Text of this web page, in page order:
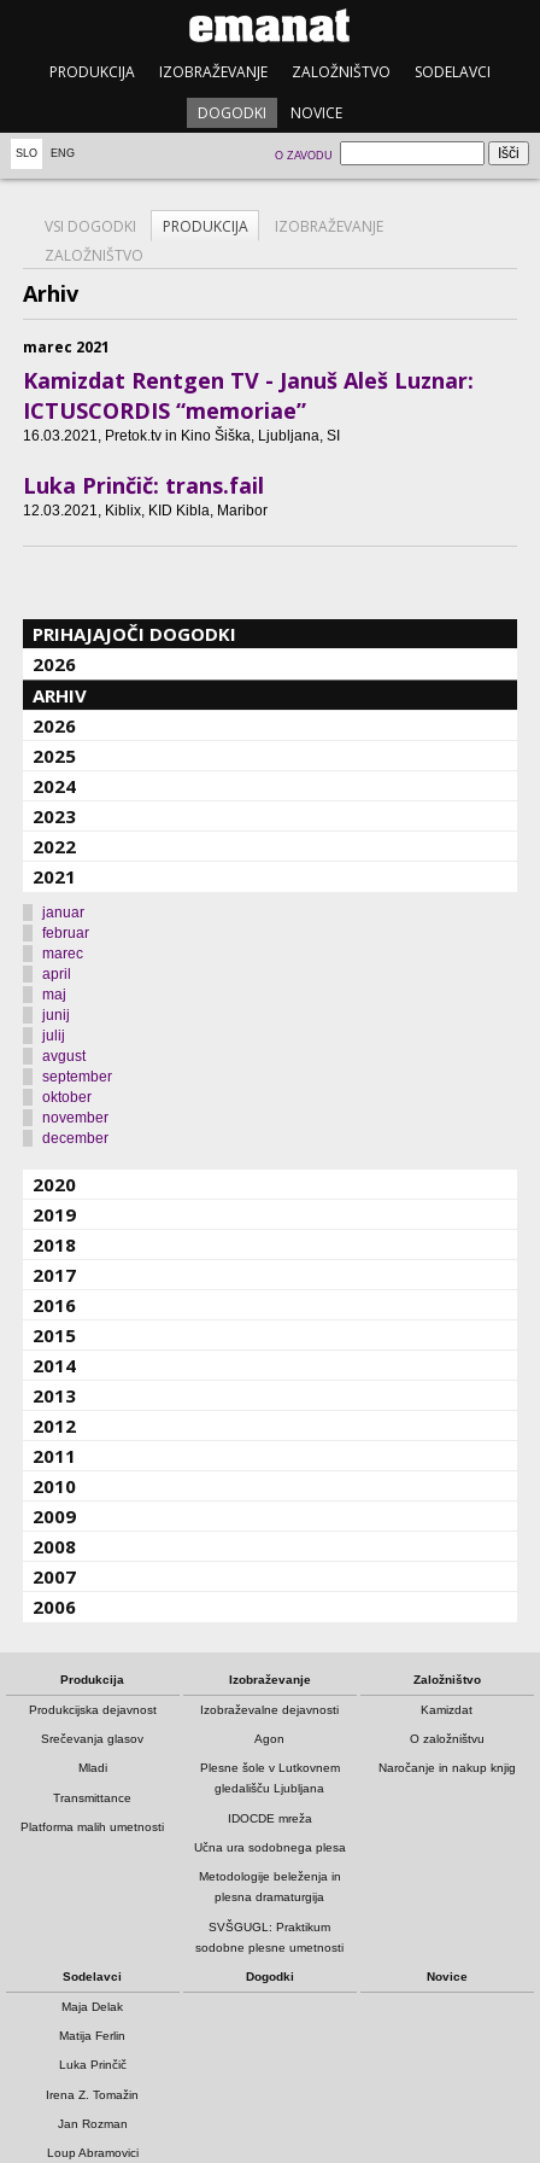
PRODUKCIJA IZOBRAŽEVANJE ZALOŽNIŠTVO SODELAVCI
DOGODKI NOVICE
SLO ENG O ZAVODU
VSI DOGODKI PRODUKCIJA
IZOBRAŽEVANJE
ZALOŽNIŠTVO
Arhiv
marec 2021
Kamizdat Rentgen TV - Januš Aleš Luznar:
ICTUSCORDIS “memoriae”
16.03.2021 , Pretok.tv in Kino Šiška, Ljubljana, SI
Luka Prinčič: trans.fail
12.03.2021, Kiblix, KID Kibla, Maribor
PRIHAJAJOČI DOGODKI
2026
ARHIV
2026
2025
2024
2023
2022
2021
januar
februar
marec
april
maj
junij
julij
avgust
september
oktober
november
december
2020
2019
2018
2017
2016
2015
2014
2013
2012
2011
2010
2009
2008
2007
2006
Produkcija
Produkcijska dejavnost
Srečevanja glasov
Mladi
Transmittance
Platforma malih umetnosti
Izobraževanje
Izobraževalne dejavnosti
Agon
Plesne šole v Lutkovnem
gledališču Ljubljana
IDOCDE mreža
Učna ura sodobnega plesa
Metodologije beleženja in
plesna dramaturgija
SVŠGUGL: Praktikum
sodobne plesne umetnosti
Založništvo
Kamizdat
O založništvu
Naročanje in nakup knjig
Sodelavci
Maja Delak
Matija Ferlin
Luka Prinčič
Irena Z. Tomažin
Jan Rozman
Loup Abramovici
Dogodki Novice